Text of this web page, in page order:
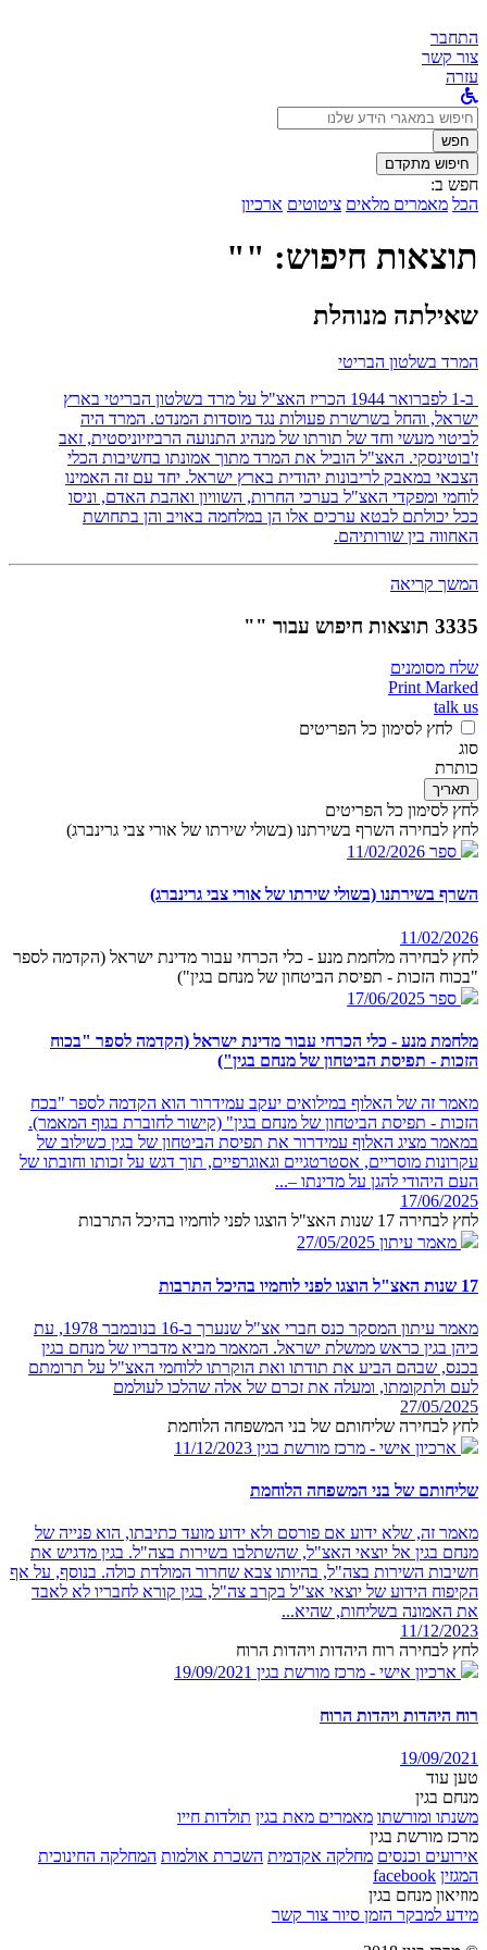
התחבר
צור קשר
עזרה
לחפש
ב:חפש
חיפוש מתקדם
חפש ב:
הכל מאמרים מלאים ציטוטים ארכיון
תוצאות חיפוש: ""
שאילתה מנוהלת
המרד בשלטון הבריטי
ב-1 לפברואר 1944 הכריז האצ"ל על מרד בשלטון הבריטי בארץ
ישראל, והחל בשרשרת פעולות נגד מוסדות המנדט. המרד היה
לביטוי מעשי וחד של תורתו של מנהיג התנועה הרביזיוניסטית, זאב
ז'בוטינסקי. האצ"ל הוביל את המרד מתוך אמונתו בחשיבות הכלי
הצבאי במאבק לריבונות יהודית בארץ ישראל. יחד עם זה האמינו
לוחמי ומפקדי האצ"ל בערכי החרות, השוויון ואהבת האדם, וניסו
ככל יכולתם לבטא ערכים אלו הן במלחמה באויב והן בתחושת
האחווה בין שורותיהם.
המשך קריאה
3335 תוצאות חיפוש עבור ""
שלח מסומנים
Print Marked
talk us
לחץ לסימון כל הפריטים
סוג
כותרת
תאריך
לחץ לסימון כל הפריטים
לחץ לבחירה השרף בשירתנו (בשולי שירתו של אורי צבי גרינברג)
ספר 11/02/2026
השרף בשירתנו (בשולי שירתו של אורי צבי גרינברג)
11/02/2026
לחץ לבחירה מלחמת מנע - כלי הכרחי עבור מדינת ישראל (הקדמה לספר
"בכוח הזכות - תפיסת הביטחון של מנחם בגין")
ספר 17/06/2025
מלחמת מנע - כלי הכרחי עבור מדינת ישראל (הקדמה לספר "בכוח
הזכות - תפיסת הביטחון של מנחם בגין")
מאמר זה של האלוף במילואים יעקב עמידרור הוא הקדמה לספר "בכח
הזכות - תפיסת הביטחון של מנחם בגין" (קישור לחוברת בגוף המאמר).
במאמר מציג האלוף עמידרור את תפיסת הביטחון של בגין כשילוב של
עקרונות מוסריים, אסטרטגיים וגאוגרפיים, תוך דגש על זכותו וחובתו של
העם היהודי להגן על מדינתו –...
17/06/2025
לחץ לבחירה 17 שנות האצ"ל הוצגו לפני לוחמיו בהיכל התרבות
מאמר עיתון 27/05/2025
17 שנות האצ"ל הוצגו לפני לוחמיו בהיכל התרבות
מאמר עיתון המסקר כנס חברי אצ"ל שנערך ב-16 בנובמבר 1978, עת
כיהן בגין כראש ממשלת ישראל. המאמר מביא מדבריו של מנחם בגין
בכנס, שבהם הביע את תודתו ואת הוקרתו ללוחמי האצ"ל על תרומתם
לעם ולתקומתו, ומעלה את זכרם של אלה שהלכו לעולמם
27/05/2025
לחץ לבחירה שליחותם של בני המשפחה הלוחמת
ארכיון אישי - מרכז מורשת בגין 11/12/2023
שליחותם של בני המשפחה הלוחמת
מאמר זה, שלא ידוע אם פורסם ולא ידוע מועד כתיבתו, הוא פנייה של
מנחם בגין אל יוצאי האצ"ל, שהשתלבו בשירות בצה"ל. בגין מדגיש את
חשיבות השירות בצה"ל, בהיותו צבא שחרור המולדת כולה. בנוסף, על אף
הקיפוח הידוע של יוצאי אצ"ל בקרב צה"ל, בגין קורא לחבריו לא לאבד
את האמונה בשליחות, שהיא...
11/12/2023
לחץ לבחירה רוח היהדות ויהדות הרוח
ארכיון אישי - מרכז מורשת בגין 19/09/2021
רוח היהדות ויהדות הרוח
19/09/2021
טען עוד
מנחם בגין
משנתו ומורשתו מאמרים מאת בגין תולדות חייו
מרכז מורשת בגין
אירועים וכנסים מחלקה אקדמית השכרת אולמות המחלקה החינוכית
המגזין facebook
מוזיאון מנחם בגין
מידע למבקר הזמן סיור צור קשר